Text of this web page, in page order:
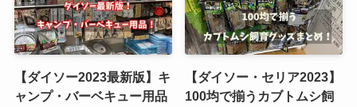
【ダイソー2023最新版】キ
ャンプ・バーベキュー用品
【ダイソー・セリア2023】
100均で揃うカブトムシ飼